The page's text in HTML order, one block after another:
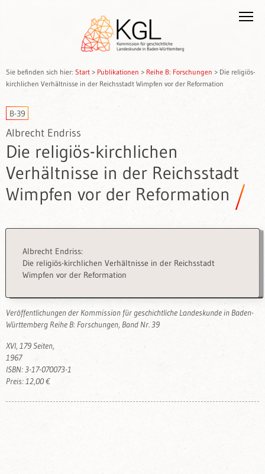
Sie befinden sich hier: Start > Publikationen > Reihe B: Forschungen > Die religiös-
kirchlichen Verhältnisse in der Reichsstadt Wimpfen vor der Reformation
B-39
Albrecht Endriss
Die religiös-kirchlichen
Verhältnisse in der Reichsstadt
Wimpfen vor der Reformation
Albrecht Endriss:
Die religiös-kirchlichen Verhältnisse in der Reichsstadt
Wimpfen vor der Reformation
Veröffentlichungen der Kommission für geschichtliche Landeskunde in Baden-
Württemberg Reihe B: Forschungen, Band Nr. 39
XVI, 179 Seiten,
1967
ISBN: 3-17-070073-1
Preis: 12,00 €